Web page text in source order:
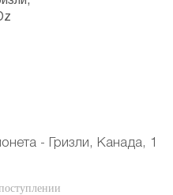
- Гризли, Канада, 1